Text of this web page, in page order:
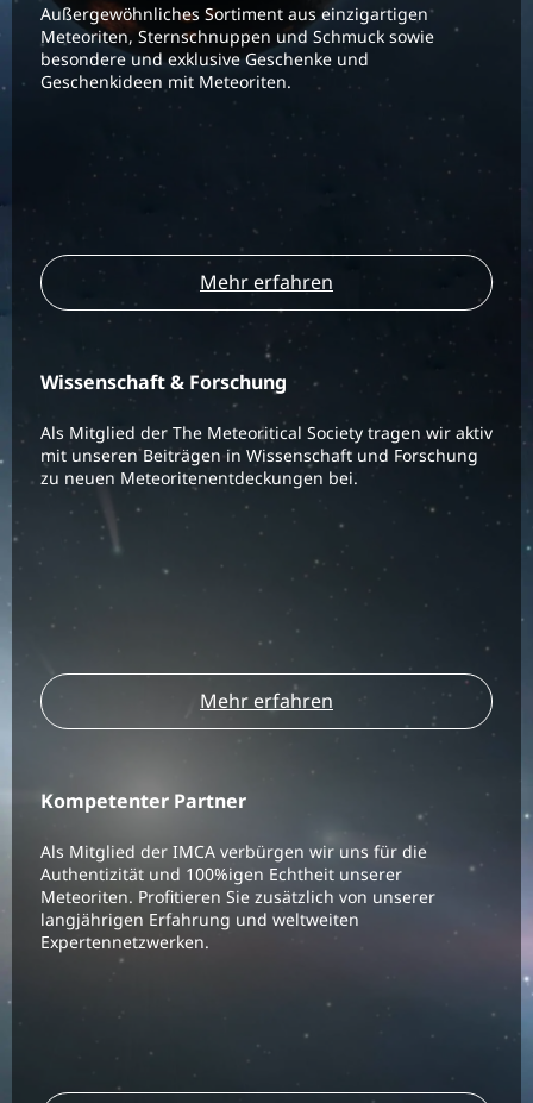
Außergewöhnliches Sortiment aus einzigartigen
Meteoriten, Sternschnuppen und Schmuck sowie
besondere und exklusive Geschenke und
Geschenkideen mit Meteoriten.
Mehr erfahren
Wissenschaft & Forschung
Als Mitglied der The Meteoritical Society tragen wir aktiv
mit unseren Beiträgen in Wissenschaft und Forschung
zu neuen Meteoritenentdeckungen bei.
Mehr erfahren
Kompetenter Partner
Als Mitglied der IMCA verbürgen wir uns für die
Authentizität und 100%igen Echtheit unserer
Meteoriten. Profitieren Sie zusätzlich von unserer
langjährigen Erfahrung und weltweiten
Expertennetzwerken.